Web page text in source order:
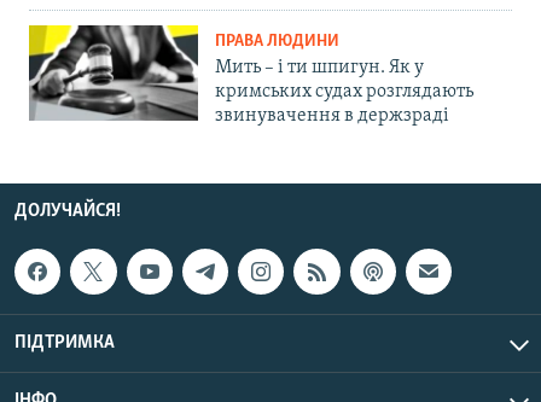
ПРАВА ЛЮДИНИ
Мить – і ти шпигун. Як у
кримських судах розглядають
звинувачення в держзраді
ДОЛУЧАЙСЯ!
ПІДТРИМКА